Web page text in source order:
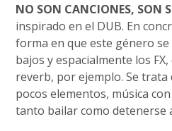
NO SON CANCIONES, SON
inspirado en el DUB. En
forma en que este género
bajos y espacialmente los
reverb, por ejemplo. Se trata
pocos elementos, música
tanto bailar como detenerse